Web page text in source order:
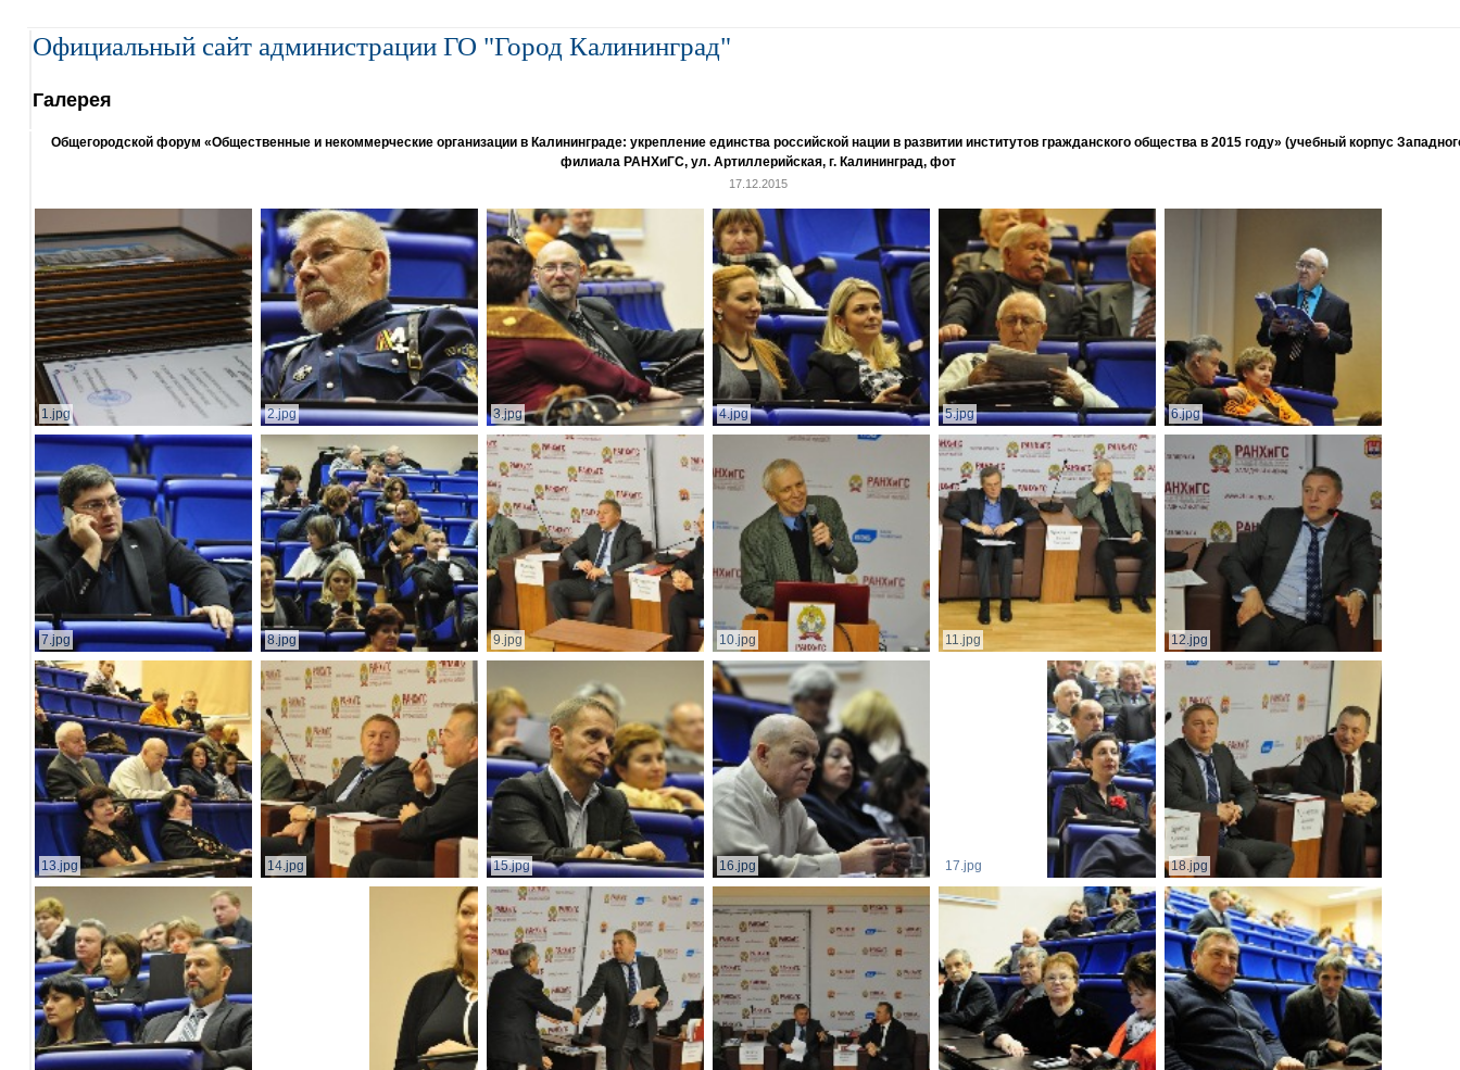
Официальный сайт администрации ГО "Город Калининград"
Галерея
Общегородской форум «Общественные и некоммерческие организации в Калининграде: укрепление единства российской нации в развитии институтов гражданского общества в 2015 году» (учебный корпус
филиала РАНХиГС, ул. Артиллерийская, г. Калининград, фот
17.12.2015
1.jpg 2.jpg 3.jpg 4.jpg 5.jpg 6.jpg
7.jpg 8.jpg 9.jpg 10.jpg 11.jpg 12.jpg
13.jpg 14.jpg 15.jpg 16.jpg 17.jpg 18.jpg